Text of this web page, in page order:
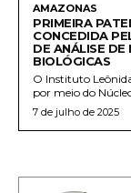
AMAZONAS
PRIMEIRA
CONCEDIDA
DE ANÁLISE
BIOLÓGICAS
O Instituto
por meio do
7 de julho de 2025